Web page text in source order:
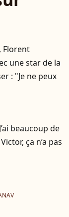
Florent
une star de la
: "Je ne peux
beaucoup de
ça n’a pas